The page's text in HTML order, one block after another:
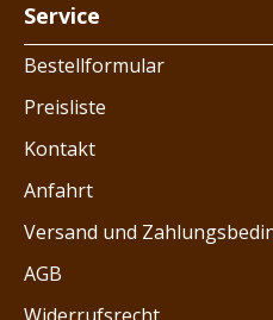
Service
Bestellformular
Preisliste
Kontakt
Anfahrt
Versand und
AGB